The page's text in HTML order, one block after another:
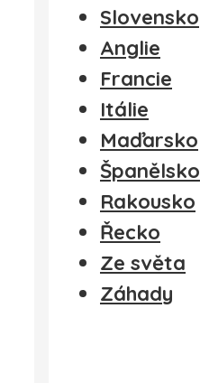
Slovensko
Anglie
Francie
Itálie
Maďarsko
Španělsko
Rakousko
Řecko
Ze světa
Záhady